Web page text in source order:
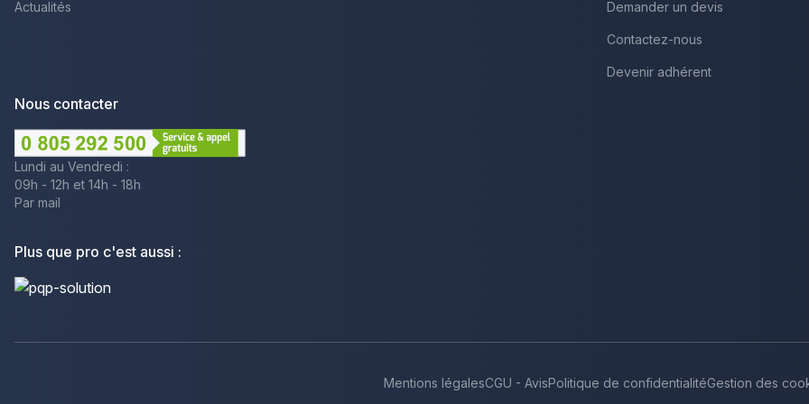
Actualités Demander un devis
Contactez-nous
Devenir adhérent
Nous contacter
Lundi au Vendredi :
09h - 12h et 14h - 18h
Par mail
Plus que pro c'est aussi :
Mentions légalesCGU - AvisPolitique de confidentialitéGestion des